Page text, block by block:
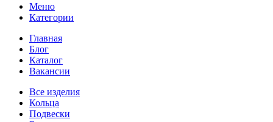
Меню
Категории
Главная
Блог
Каталог
Вакансии
Все изделия
Кольца
Подвески